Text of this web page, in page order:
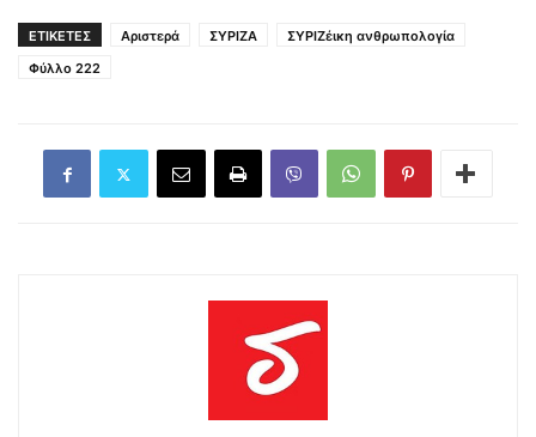
ΕΤΙΚΕΤΕΣ Αριστερά ΣΥΡΙΖΑ
ΣΥΡΙΖέικη ανθρωπολογία
Φύλλο 222